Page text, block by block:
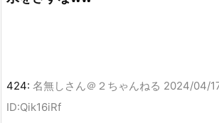
424: 名無しさん＠２ちゃんねる 2024/04/
ID:Qik16iRf